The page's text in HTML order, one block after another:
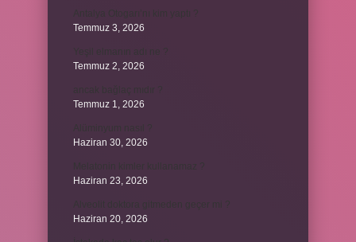
Temmuz 3, 2026
Temmuz 2, 2026
Temmuz 1, 2026
Haziran 30, 2026
Haziran 23, 2026
Haziran 20, 2026